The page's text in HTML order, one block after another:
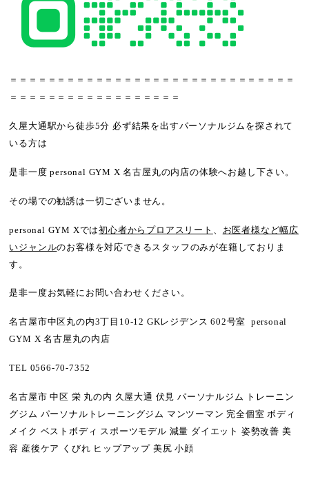
＝＝＝＝＝＝＝＝＝＝＝＝＝＝＝＝＝＝＝＝＝＝＝＝＝＝＝＝＝＝
＝＝＝＝＝＝＝＝＝＝＝＝＝＝＝＝＝＝
久屋大通駅から徒歩5分 必ず結果を出すパーソナルジムを探されて
いる方は
是非一度 personal GYM X 名古屋丸の内店の体験へお越し下さい。
その場での勧誘は一切ございません。
personal GYM Xでは初心者からプロアスリート
お医者様など幅広
いジャンルのお客様を対応できるスタッフのみが在籍しておりま
す。
是非一度お気軽にお問い合わせください。
名古屋市中区丸の内3丁目10-12 GKレジデンス 602号室 personal
GYM X 名古屋丸の内店
TEL 0566-70-7352
名古屋市 中区 栄 丸の内 久屋大通 伏見 パーソナルジム トレーニン
グジム パーソナルトレーニングジム マンツーマン 完全個室 ボディ
メイク ベストボディ スポーツモデル 減量 ダイエット 姿勢改善 美
容 産後ケア くびれ ヒップアップ 美尻 小顔